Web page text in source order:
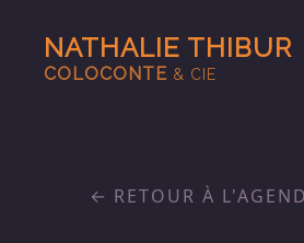
NATHALIE THIBUR
COLOCONTE & CIE
RETOUR À